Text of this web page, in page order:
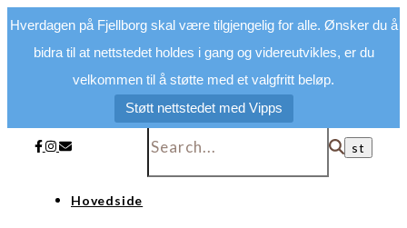
Hverdagen på Fjellborg skal være tilgjengelig for alle. Ønsker du å
bidra til at nettstedet holdes i gang og videreutvikles, er du
velkommen til å støtte med et valgfritt beløp.
Støtt nettstedet med Vipps
Hovedside